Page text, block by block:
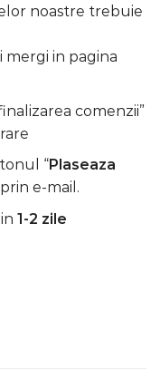
noastre trebuie
mergi in pagina
comenzii”
“Plaseaza
e-mail.
1-2 zile